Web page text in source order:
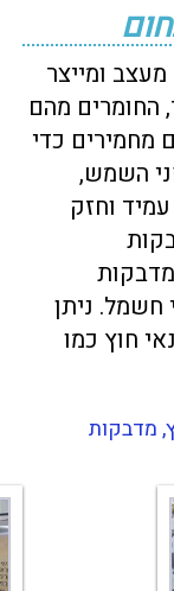
ומייצר
החומרים מהם
מחמירים כדי
השמש,
וחזק
חשמל. ניתן
חוץ כמו
מדבקות